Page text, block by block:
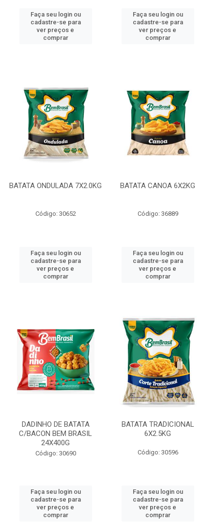
Faça seu login ou
cadastre-se para
ver preços e
comprar
Faça seu login ou
cadastre-se para
ver preços e
comprar
BATATA ONDULADA 7X2.0KG
Código: 30652
Faça seu login ou
cadastre-se para
ver preços e
comprar
BATATA CANOA 6X2KG
Código: 36889
Faça seu login ou
cadastre-se para
ver preços e
comprar
DADINHO DE BATATA
C/BACON BEM BRASIL
24X400G
Código: 30690
Faça seu login ou
cadastre-se para
ver preços e
comprar
BATATA TRADICIONAL
6X2.5KG
Código: 30596
Faça seu login ou
cadastre-se para
ver preços e
comprar